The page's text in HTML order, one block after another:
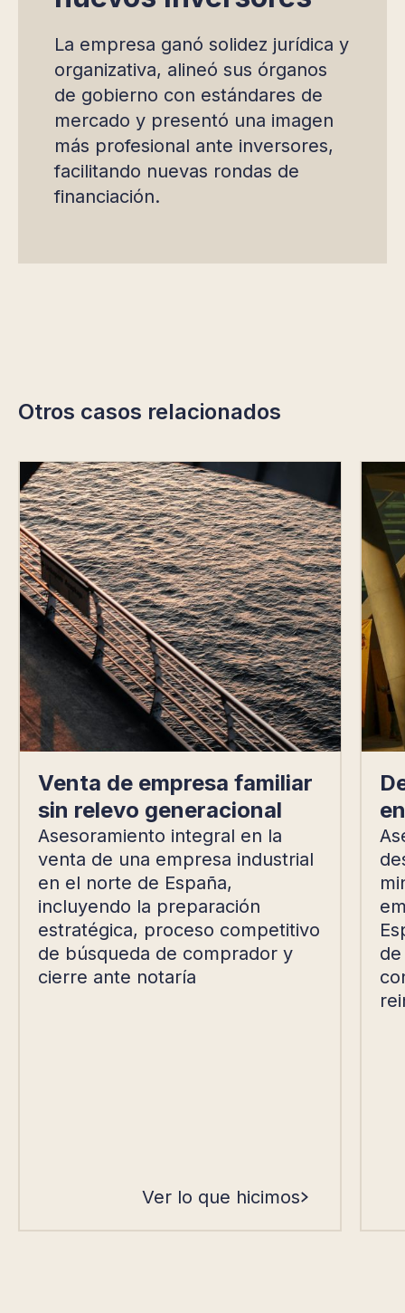
La empresa ganó solidez jurídica y
organizativa, alineó sus órganos
de gobierno con estándares de
mercado y presentó una imagen
más profesional ante inversores,
facilitando nuevas rondas de
financiación.
Otros casos relacionados
Venta de empresa familiar
sin relevo generacional
Asesoramiento integral en la
venta de una empresa industrial
en el norte de España,
incluyendo la preparación
estratégica, proceso competitivo
de búsqueda de comprador y
cierre ante notaría
Ver lo que hicimos